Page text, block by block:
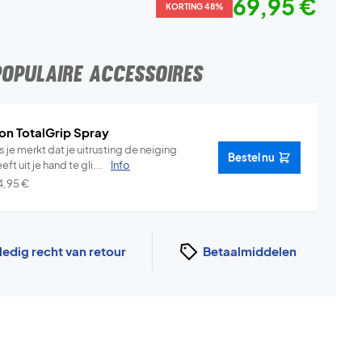
KORTING 48% 69,95 €
ACCESSOIRES
TotalGrip Spray
je merkt dat je uitrusting de neiging
uit je hand te gli...
Info
€
Bestel nu
recht van retour Betaalmiddelen